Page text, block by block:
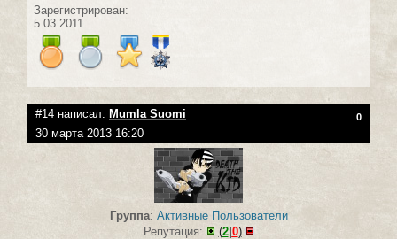
Зарегистрирован:
5.03.2011
#14 написал: Mumla Suomi 0
30 марта 2013 16:20
Группа: Активные Пользователи
Репутация:
(2|0)